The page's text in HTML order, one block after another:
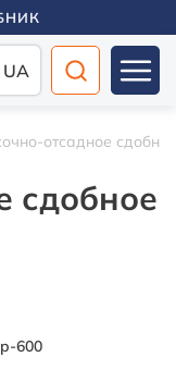
UA
отсадное
сдобное
600